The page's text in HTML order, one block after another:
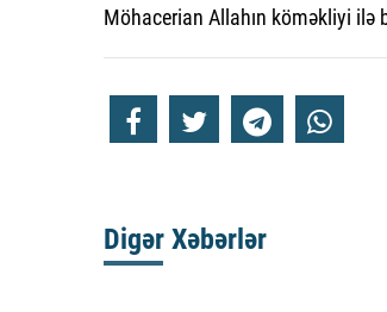
Möhacerian Allahın köməkliyi ilə
Digər Xəbərlər